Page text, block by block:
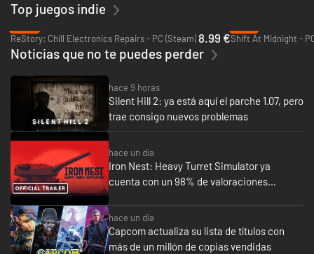
si quieres un juego totalmente
desagradecido pero eres de
marcarte retos, este es tu lugar.
No es un juego diseñado para
para sacar el orgullo propio y tirar.
Si quieres un juego para divertirte,
busca otra cosa.
No es sencillo pero tampoco
excesivamente difícil y te
seguir insistiendo cada vez
En resumen, juego totalmente
recomendable para aquellos
quieran volver a vivir la época
Snes y Megadrive.
Top juegos indie
ReStory: Chill Electronics Repairs - PC (Steam)8.99 €Shift At Midnight -
Noticias que no te puedes perder
hace 9 horas
Silent Hill 2: ya está aquí el parche 1.07, pero
trae consigo nuevos problemas
hace un día
Iron Nest: Heavy Turret Simulator ya
cuenta con un 98% de valoraciones
hace un día
Capcom actualiza su lista de títulos con
más de un millón de copias vendidas